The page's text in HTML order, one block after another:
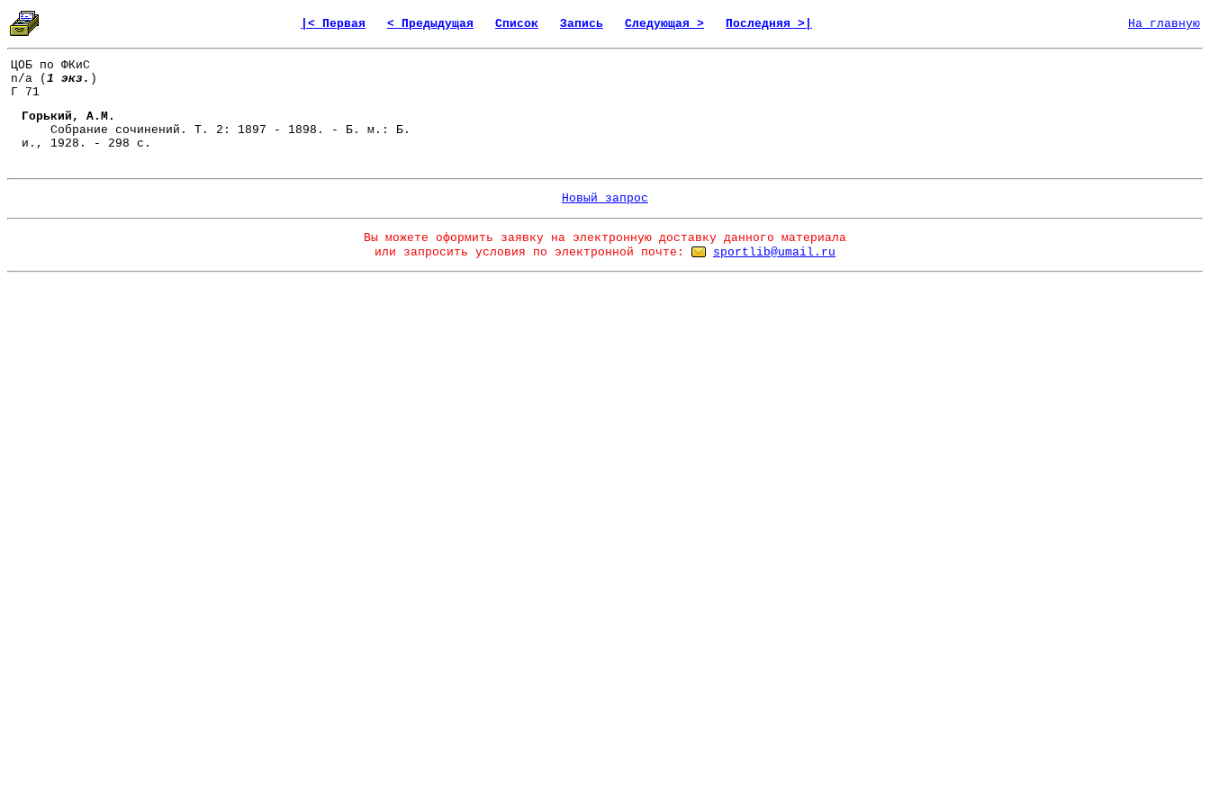
|< Первая < Предыдущая Список Запись Следующая > Последняя >| На главную
ЦОБ по ФКиС
n/a ( 1 экз. )
Г 71
Горький, А.М.
Собрание сочинений. Т. 2: 1897 - 1898. - Б. м.: Б.
и., 1928. - 298 с.
Новый запрос
Вы можете оформить заявку на электронную доставку данного материала
или запросить условия по электронной почте:
sportlib@umail.ru